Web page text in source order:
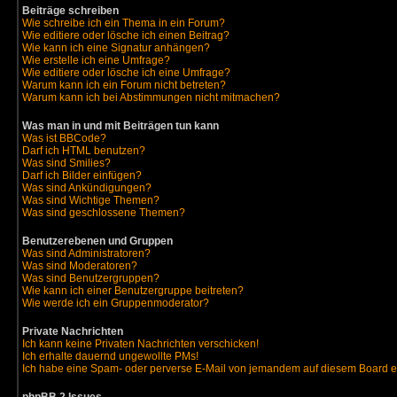
Beiträge schreiben
Wie schreibe ich ein Thema in ein Forum?
Wie editiere oder lösche ich einen Beitrag?
Wie kann ich eine Signatur anhängen?
Wie erstelle ich eine Umfrage?
Wie editiere oder lösche ich eine Umfrage?
Warum kann ich ein Forum nicht betreten?
Warum kann ich bei Abstimmungen nicht mitmachen?
Was man in und mit Beiträgen tun kann
Was ist BBCode?
Darf ich HTML benutzen?
Was sind Smilies?
Darf ich Bilder einfügen?
Was sind Ankündigungen?
Was sind Wichtige Themen?
Was sind geschlossene Themen?
Benutzerebenen und Gruppen
Was sind Administratoren?
Was sind Moderatoren?
Was sind Benutzergruppen?
Wie kann ich einer Benutzergruppe beitreten?
Wie werde ich ein Gruppenmoderator?
Private Nachrichten
Ich kann keine Privaten Nachrichten verschicken!
Ich erhalte dauernd ungewollte PMs!
Ich habe eine Spam- oder perverse E-Mail von jemandem auf diesem Board